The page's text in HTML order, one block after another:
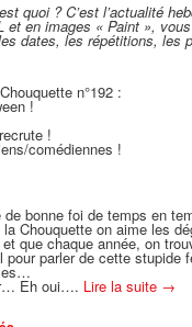
quoi ? C’est l’actualité
et en images « Paint »,
dates, les répétitions, les
n°192 :
!
!
comédiennes !
bonne foi de temps en
la Chouquette on aime les
et que chaque année, on
pour parler de cette stupide
Eh oui…. Lire la suite →